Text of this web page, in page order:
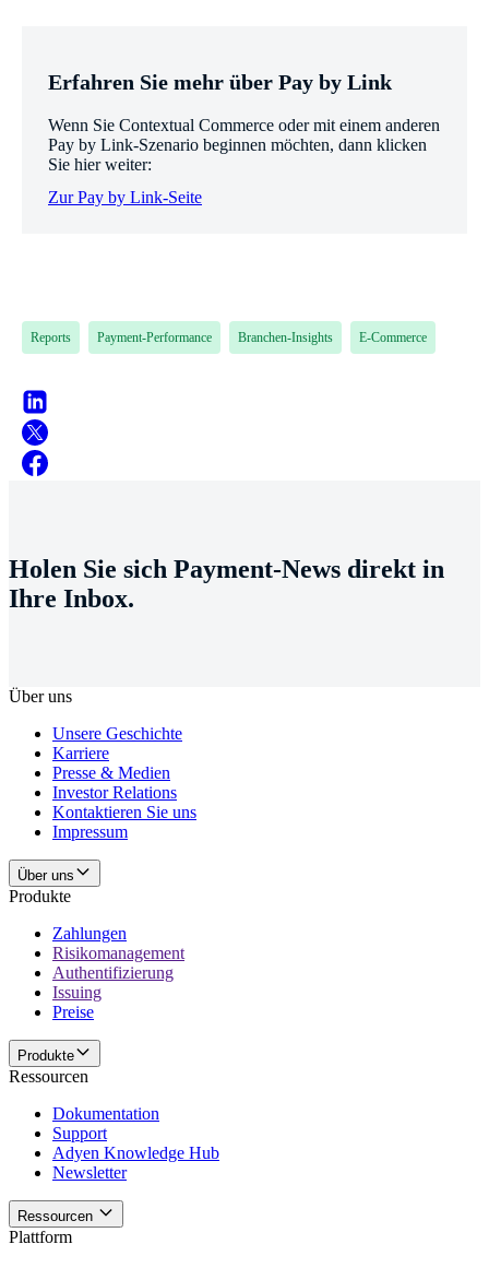
Erfahren Sie mehr über Pay by Link
Wenn Sie Contextual Commerce oder mit einem anderen
Pay by Link-Szenario beginnen möchten, dann klicken
Sie hier weiter:
Zur Pay by Link-Seite
Reports Payment-Performance Branchen-Insights E-Commerce
Holen Sie sich Payment-News direkt in
Ihre Inbox.
Über uns
Unsere Geschichte
Karriere
Presse & Medien
Investor Relations
Kontaktieren Sie uns
Impressum
Über uns
Produkte
Zahlungen
Risikomanagement
Authentifizierung
Issuing
Preise
Produkte
Ressourcen
Dokumentation
Support
Adyen Knowledge Hub
Newsletter
Ressourcen
Plattform